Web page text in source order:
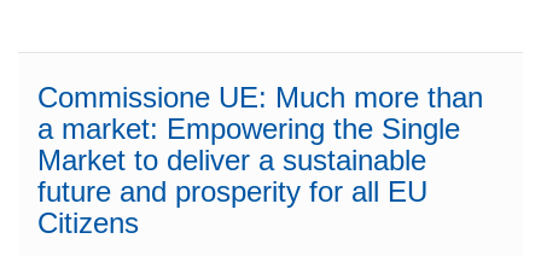
Commissione UE: Much more than
a market: Empowering the Single
Market to deliver a sustainable
future and prosperity for all EU
Citizens